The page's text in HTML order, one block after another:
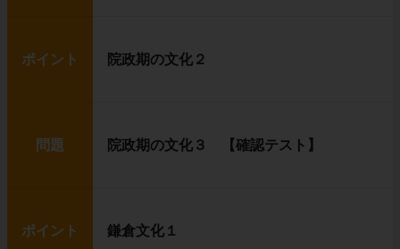
ポイント 院政期の文化２
問題 院政期の文化３ 【確認テスト】
ポイント 鎌倉文化１